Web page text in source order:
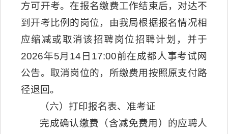
方可开考。在报名缴费工作结束后，对达不
到开考比例的岗位，由我局根据报名情况相
应缩减或取消该招聘岗位招聘计划，并于
2026年5月14日17:00前在成都人事考试网
公告。取消岗位的，所缴费用按照原支付路
径退回。
（六）打印报名表、准考证
完成确认缴费（含减免费用）的应聘人